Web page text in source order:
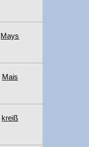
Mays
Mais
kreiß